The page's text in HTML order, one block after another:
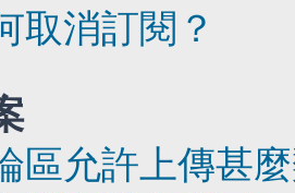
取消訂閱？
區允許上傳甚